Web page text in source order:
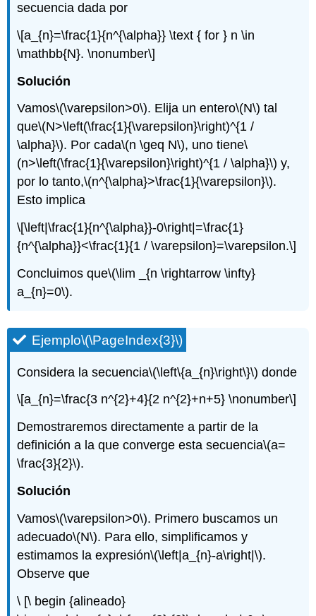
secuencia dada por
\[a_{n}=\frac{1}{n^{\alpha}} \text { for } n \in
\mathbb{N}. \nonumber\]
Solución
Vamos\(\varepsilon>0\). Elija un entero\(N\) tal
que\(N>\left(\frac{1}{\varepsilon}\right)^{1 /
\alpha}\). Por cada\(n \geq N\), uno tiene\
(n>\left(\frac{1}{\varepsilon}\right)^{1 / \alpha}\) y,
por lo tanto,\(n^{\alpha}>\frac{1}{\varepsilon}\).
Esto implica
\[\left|\frac{1}{n^{\alpha}}-0\right|=\frac{1}
{n^{\alpha}}<\frac{1}{1 / \varepsilon}=\varepsilon.\]
Concluimos que\(\lim _{n \rightarrow \infty}
a_{n}=0\).
Ejemplo\(\PageIndex{3}\)
Considera la secuencia\(\left\{a_{n}\right\}\) donde
\[a_{n}=\frac{3 n^{2}+4}{2 n^{2}+n+5} \nonumber\]
Demostraremos directamente a partir de la
definición a la que converge esta secuencia\(a=
\frac{3}{2}\).
Solución
Vamos\(\varepsilon>0\). Primero buscamos un
adecuado\(N\). Para ello, simplificamos y
estimamos la expresión\(\left|a_{n}-a\right|\).
Observe que
\ [\ begin {alineado}